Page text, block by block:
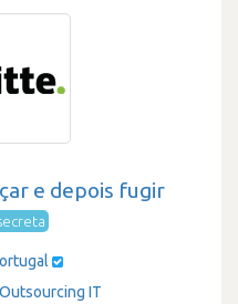
e depois fugir
IT